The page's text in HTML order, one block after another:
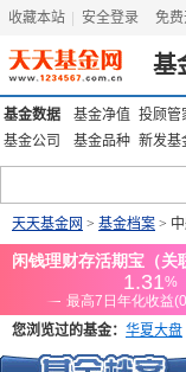
收藏本站 安全登录 免费
基
基金数据 基金净值 投顾管
基金公司
基金品种 新发基
天天基金网 > 基金档案 >
您浏览过的基金： 华夏大盘
添富优势 华安宏利 上证180